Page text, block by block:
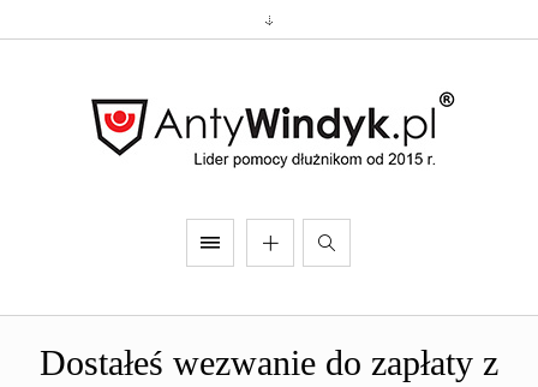
Dostałeś wezwanie do zapłaty z